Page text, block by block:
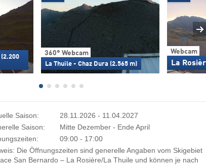
360° Webcam
La Thuile - Chaz Dura (2.565 m)
Webcam
La
Saison:
28.11.2026 - 11.04.2027
Saison:
Mitte Dezember - Ende April
09:00 - 17:00
Die Öffnungszeiten sind generelle Angaben vom Skigebiet
San Bernardo – La Rosière/​La Thuile und können je nach